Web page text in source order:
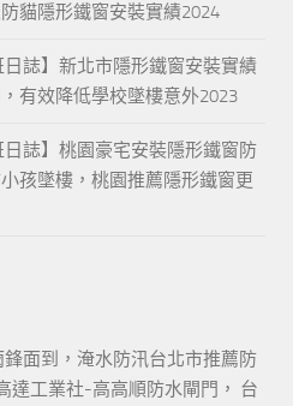
貓隱形鐵窗安裝實績2024
日誌】新北市隱形鐵窗安裝實績
有效降低學校墜樓意外2023
日誌】桃園豪宅安裝隱形鐵窗防
孩墜樓，桃園推薦隱形鐵窗更
鋒面到，淹水防汛台北市推薦防
達工業社-高高順防水閘門， 台